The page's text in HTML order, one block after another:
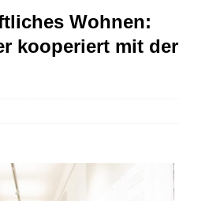
Wohnen:
kooperiert mit der